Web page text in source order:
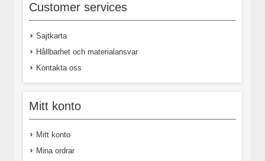
Customer services
Sajtkarta
Hållbarhet och materialansvar
Kontakta oss
Mitt konto
Mitt konto
Mina ordrar